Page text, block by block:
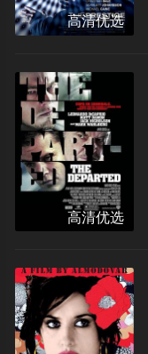
高清优选
高清优选